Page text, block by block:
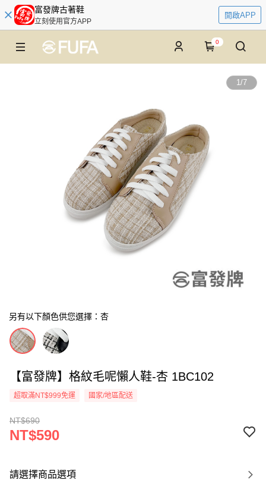
富發牌古著鞋
立刻使用官方APP
開啟APP
0
1/7
另有以下顏色供您選擇：杏
【富發牌】格紋毛呢懶人鞋-杏 1BC102
超取滿NT$999免運 國家/地區配送
NT$690
NT$590
請選擇商品選項